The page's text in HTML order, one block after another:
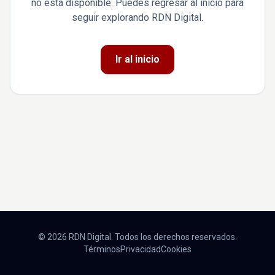
no está disponible. Puedes regresar al inicio para
seguir explorando RDN Digital.
Ir al inicio
© 2026 RDN Digital. Todos los derechos reservados.
TérminosPrivacidadCookies